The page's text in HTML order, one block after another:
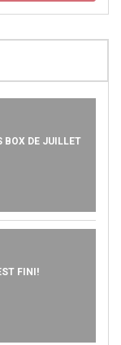
BOX DE JUILLET
FINI!